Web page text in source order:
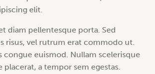
elit.
diam pellentesque porta. Sed
risus, vel rutrum erat commodo ut.
congue euismod. Nullam scelerisque
placerat, a tempor sem egestas.